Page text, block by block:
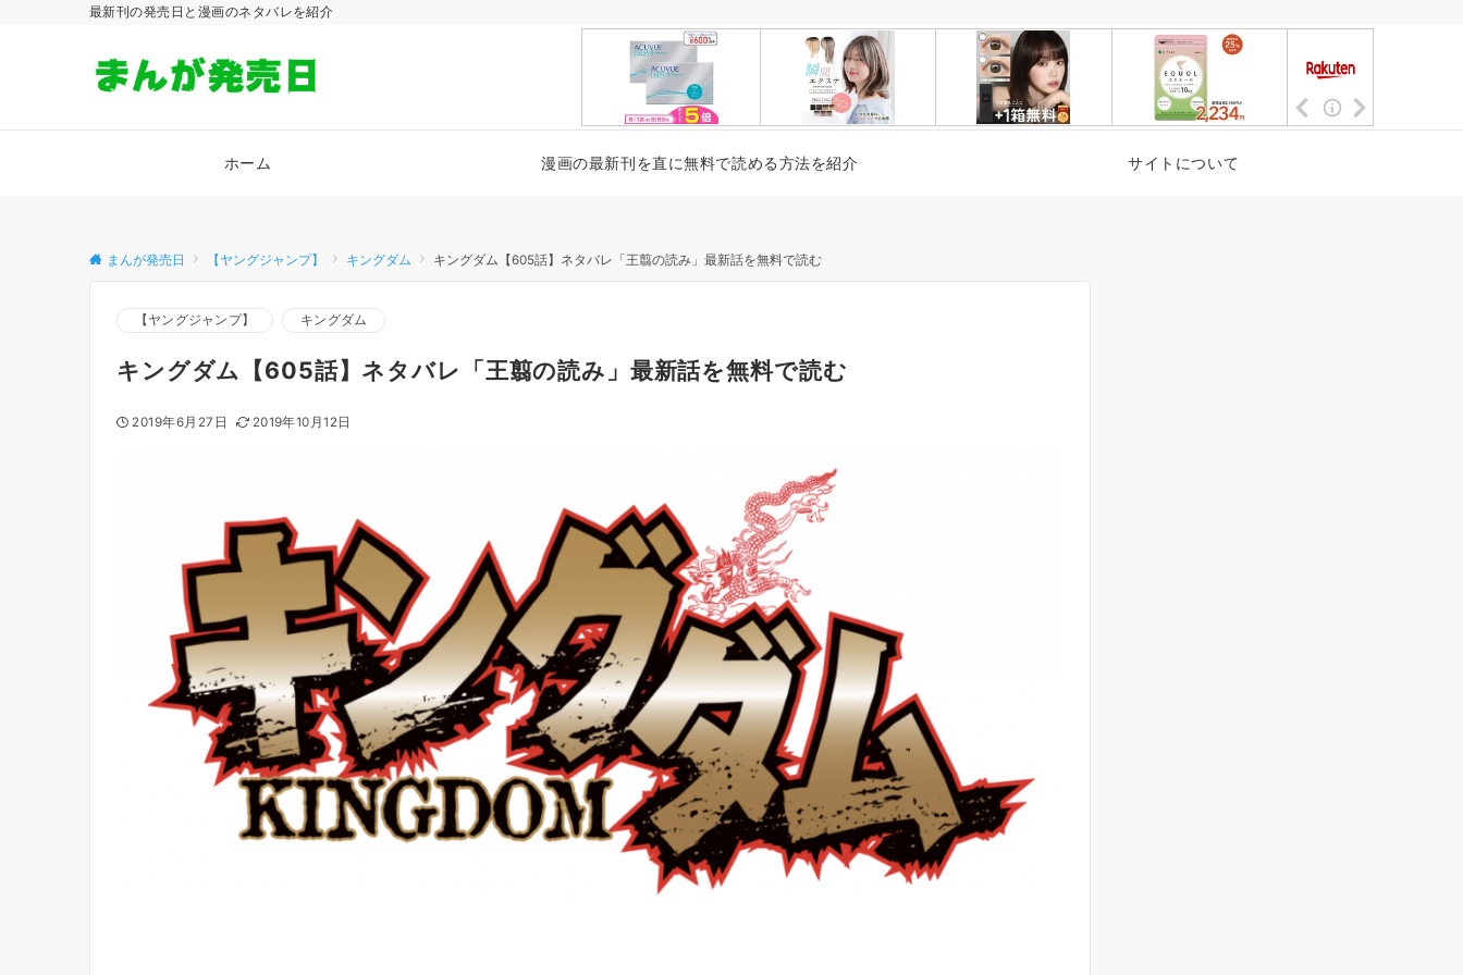
最新刊の発売日と漫画のネタバレを紹介
ホーム 漫画の最新刊を直に無料で読める方法を紹介 サイトについて
まんが発売日 【ヤングジャンプ】 キングダム キングダム【605話】ネタバレ「王翦の読み」最新話を無料で読む
【ヤングジャンプ】 キングダム
キングダム【605話】ネタバレ「王翦の読み」最新話を無料で読む
2019年6月27日 2019年10月12日